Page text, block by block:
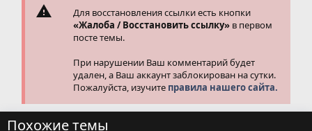
Для восстановления ссылки есть кнопки
«Жалоба / Восстановить ссылку» в первом
посте темы.
При нарушении Ваш комментарий будет
удален, а Ваш аккаунт заблокирован на сутки.
Пожалуйста, изучите правила нашего сайта.
Похожие темы